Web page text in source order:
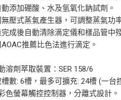
添加硼酸、水及氫氧化鈉試劑。
壓式蒸氣產生器，可調整蒸氣功
成後自動清除滴定儀和樣品管中
推薦比色法進行滴定。
溶劑萃取裝置：SER 158/6
數: 6槽，最多可擴充: 24槽 (一台
色螢幕觸控控制器，分離式設計。